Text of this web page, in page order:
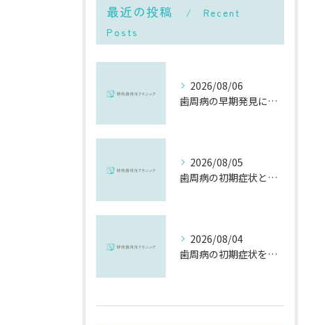
最近の投稿
Recent
Posts
2026/08/06
歯周病の早期発見に役立つチェック方法と千葉県市川市で受診するメリット
2026/08/05
歯周病の初期症状と千葉県市川市で早期に対策を始めるポイント
2026/08/04
歯周病の初期症状を見逃さないために知っておきたいポイントと対策